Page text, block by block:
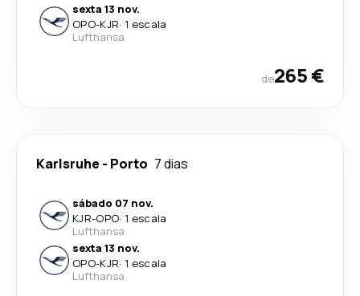
sexta 13 nov.
OPO-KJR· 1 escala
Lufthansa
de265 €
Karlsruhe - Porto 7 dias
sábado 07 nov.
KJR-OPO· 1 escala
Lufthansa
sexta 13 nov.
OPO-KJR· 1 escala
Lufthansa